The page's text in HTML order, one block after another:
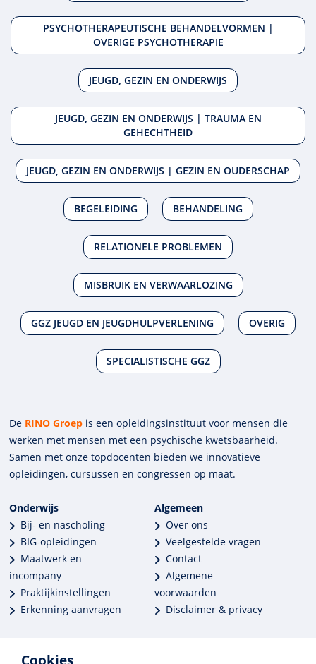
Cookies
PSYCHOTHERAPEUTISCHE BEHANDELVORMEN |
OVERIGE PSYCHOTHERAPIE
JEUGD, GEZIN EN ONDERWIJS
JEUGD, GEZIN EN ONDERWIJS | TRAUMA EN
GEHECHTHEID
JEUGD, GEZIN EN ONDERWIJS | GEZIN EN OUDERSCHAP
BEGELEIDING BEHANDELING
RELATIONELE PROBLEMEN
MISBRUIK EN VERWAARLOZING
GGZ JEUGD EN JEUGDHULPVERLENING OVERIG
SPECIALISTISCHE GGZ
De RINO Groep is een opleidings­insti­tuut voor mensen die
werken met mensen met een psychische kwets­baar­heid.
Samen met onze top­docenten bieden we innova­tieve
opleidingen, cursussen en congres­sen op maat.
Onderwijs
Bij- en nascholing
BIG-opleidingen
Maatwerk en
incompany
Praktijkinstellingen
Erkenning aanvragen
Algemeen
Over ons
Veelgestelde vragen
Contact
Algemene
voorwaarden
Disclaimer & privacy